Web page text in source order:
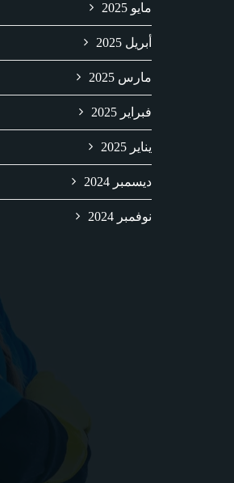
مايو 2025
أبريل 2025
مارس 2025
فبراير 2025
يناير 2025
ديسمبر 2024
نوفمبر 2024